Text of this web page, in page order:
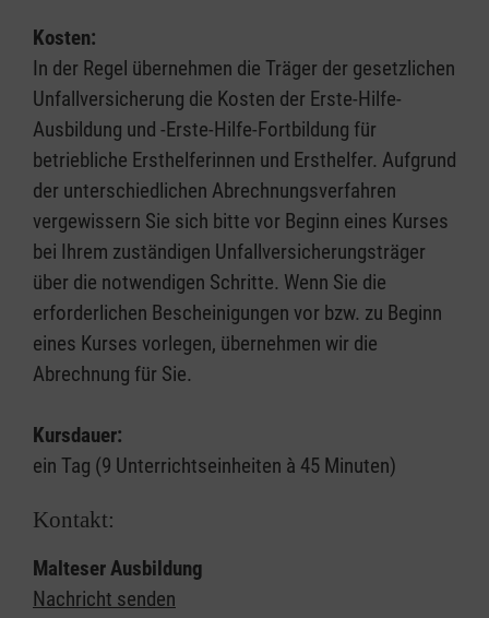
Kosten:
In der Regel übernehmen die Träger der gesetzlichen
Unfallversicherung die Kosten der Erste-Hilfe-
Ausbildung und -Erste-Hilfe-Fortbildung für
betriebliche Ersthelferinnen und Ersthelfer. Aufgrund
der unterschiedlichen Abrechnungsverfahren
vergewissern Sie sich bitte vor Beginn eines Kurses
bei Ihrem zuständigen Unfallversicherungsträger
über die notwendigen Schritte. Wenn Sie die
erforderlichen Bescheinigungen vor bzw. zu Beginn
eines Kurses vorlegen, übernehmen wir die
Abrechnung für Sie.
Kursdauer:
ein Tag (9 Unterrichtseinheiten à 45 Minuten)
Kontakt:
Malteser Ausbildung
Nachricht senden